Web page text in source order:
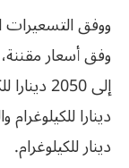
ووفق التسعيرات
وفق أسعار
دينار للكيلوغرام.